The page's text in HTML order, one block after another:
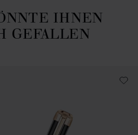
IHNEN
GEFALLEN